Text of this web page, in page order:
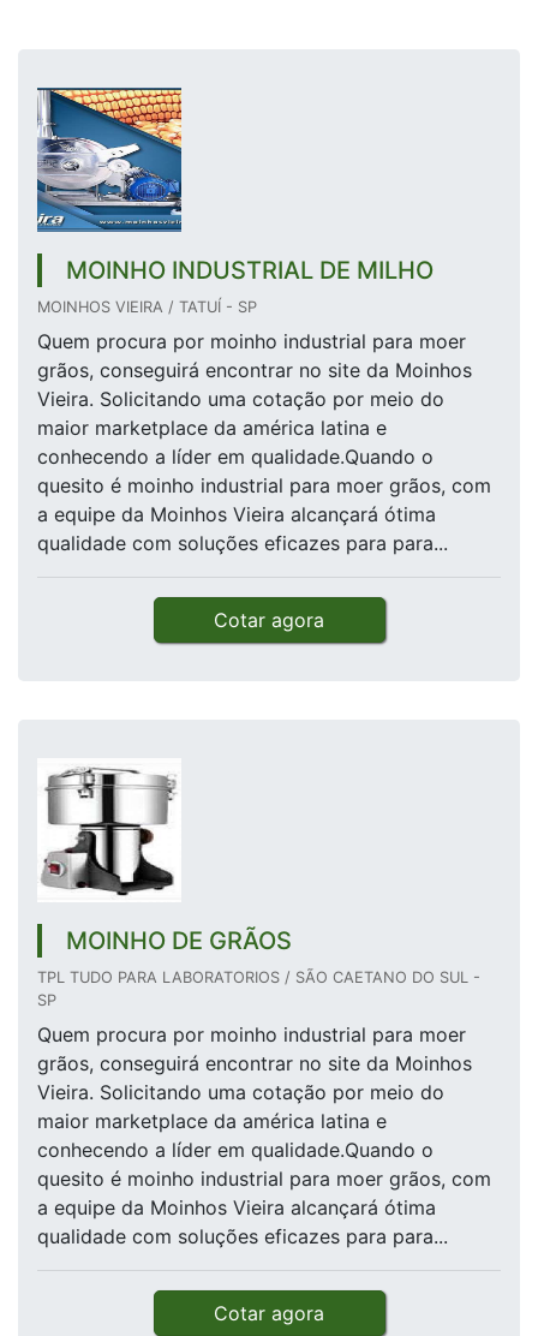
MOINHO INDUSTRIAL DE MILHO
MOINHOS VIEIRA / TATUÍ - SP
Quem procura por moinho industrial para moer
grãos, conseguirá encontrar no site da Moinhos
Vieira. Solicitando uma cotação por meio do
maior marketplace da américa latina e
conhecendo a líder em qualidade.Quando o
quesito é moinho industrial para moer grãos, com
a equipe da Moinhos Vieira alcançará ótima
qualidade com soluções eficazes para para...
Cotar agora
MOINHO DE GRÃOS
TPL TUDO PARA LABORATORIOS / SÃO CAETANO DO SUL -
SP
Quem procura por moinho industrial para moer
grãos, conseguirá encontrar no site da Moinhos
Vieira. Solicitando uma cotação por meio do
maior marketplace da américa latina e
conhecendo a líder em qualidade.Quando o
quesito é moinho industrial para moer grãos, com
a equipe da Moinhos Vieira alcançará ótima
qualidade com soluções eficazes para para...
Cotar agora